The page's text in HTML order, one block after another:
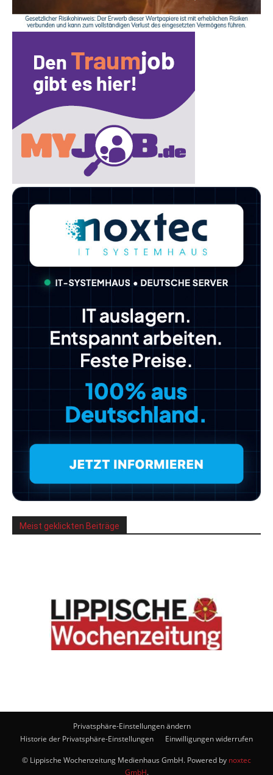
Meist geklickten Beiträge
Privatsphäre-Einstellungen ändern
Historie der Privatsphäre-Einstellungen
Einwilligungen widerrufen
© Lippische Wochenzeitung Medienhaus GmbH. Powered by noxtec
GmbH.